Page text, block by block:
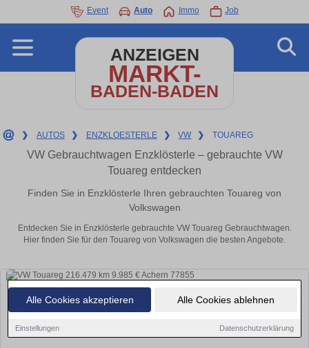
Alle Cookies akzeptieren Alle Cookies ablehnen
Einstellungen Datenschutzerklärung
Event Auto Immo Job
ANZEIGEN
MARKT-
BADEN-BADEN
❯ AUTOS ❯ ENZKLOESTERLE ❯ VW ❯ TOUAREG
VW Gebrauchtwagen Enzklösterle – gebrauchte VW
Touareg entdecken
Finden Sie in Enzklösterle Ihren gebrauchten Touareg von
Volkswagen
Entdecken Sie in Enzklösterle gebrauchte VW Touareg Gebrauchtwagen.
Hier finden Sie für den Touareg von Volkswagen die besten Angebote.